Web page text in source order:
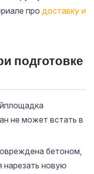
про доставку и
подготовке
не может встать в
бетоном,
новую